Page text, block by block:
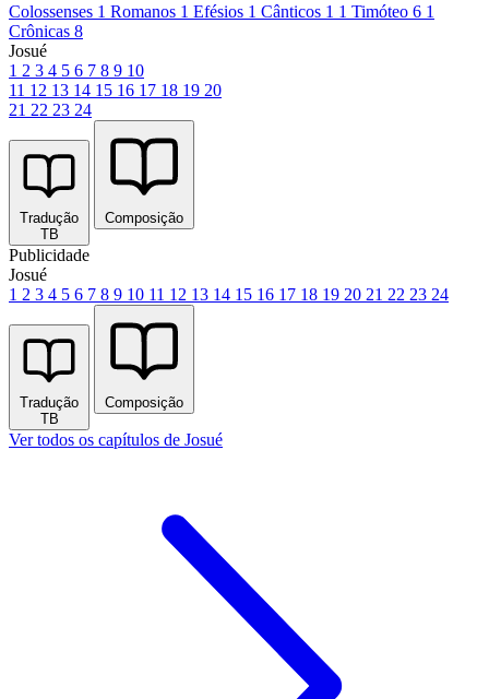
Colossenses 1 Romanos 1 Efésios 1 Cânticos 1 1 Timóteo 6 1
Crônicas 8
Josué
1 2 3 4 5 6 7 8 9 10
11 12 13 14 15 16 17 18 19 20
21 22 23 24
Tradução
TB
Composição
Publicidade
Josué
1 2 3 4 5 6 7 8 9 10 11 12 13 14 15 16 17 18 19 20 21 22 23 24
Tradução
TB
Composição
Ver todos os capítulos de Josué